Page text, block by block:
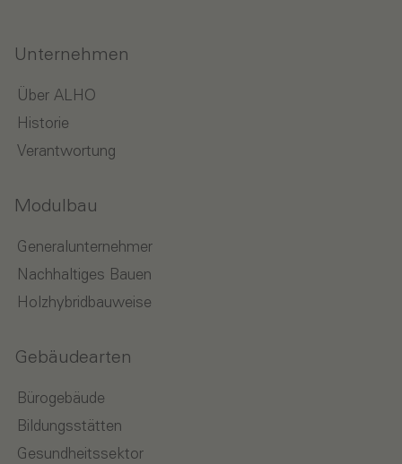
Unternehmen
Über ALHO
Historie
Verantwortung
Modulbau
Generalunternehmer
Nachhaltiges Bauen
Holzhybridbauweise
Gebäudearten
Bürogebäude
Bildungsstätten
Gesundheitssektor